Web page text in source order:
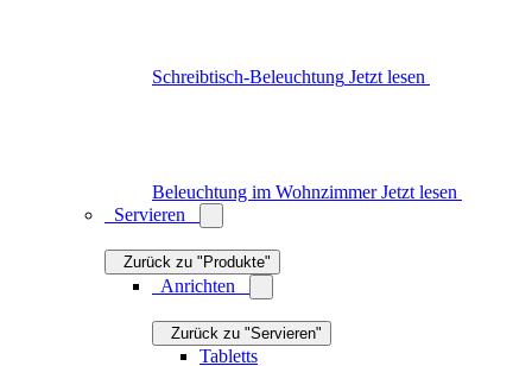
Brotkästen
Obstschalen
Milchkännchen
Barzubehör
Servierwagen
Alles zu "Anrichten"
Zurück zu "Servieren"